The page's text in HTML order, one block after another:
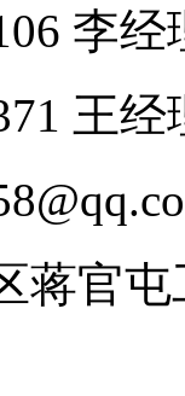
李
王经
蒋官屯